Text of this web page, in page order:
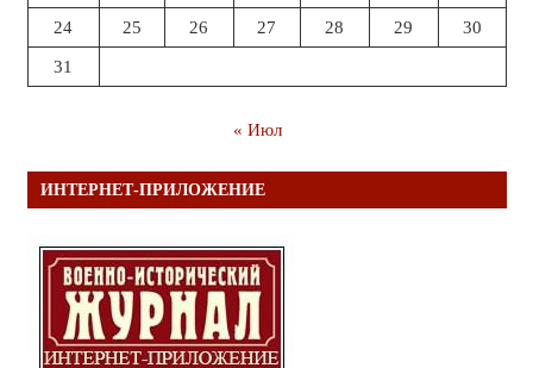
24 25 26 27 28 29 30
31
« Июл
ИНТЕРНЕТ-ПРИЛОЖЕНИЕ